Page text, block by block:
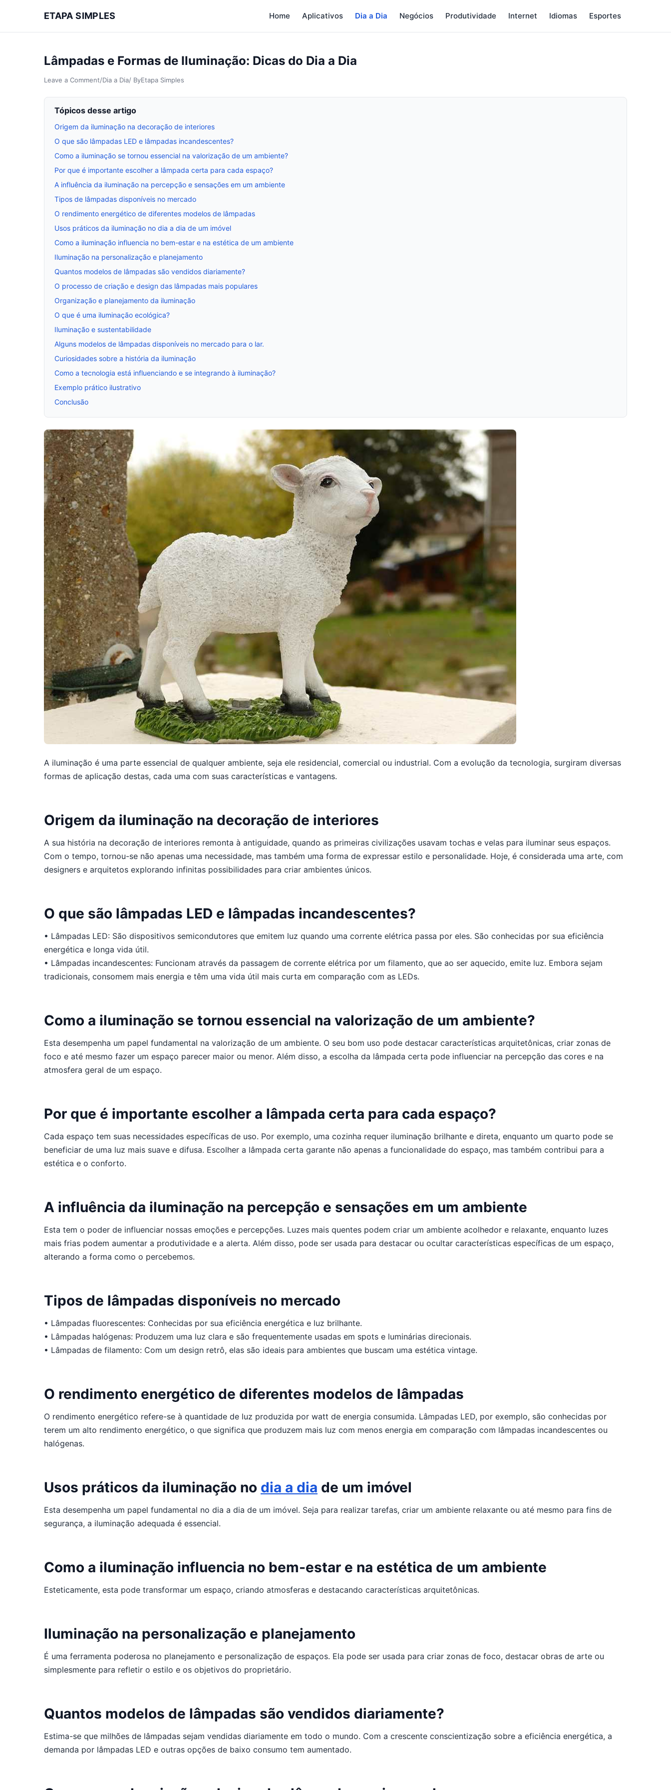
ETAPA SIMPLES Home Aplicativos Dia a Dia Negócios Produtividade Internet Idiomas Esportes
Lâmpadas e Formas de Iluminação: Dicas do Dia a Dia
Leave a Comment/Dia a Dia/ ByEtapa Simples
Tópicos desse artigo
Origem da iluminação na decoração de interiores
O que são lâmpadas LED e lâmpadas incandescentes?
Como a iluminação se tornou essencial na valorização de um ambiente?
Por que é importante escolher a lâmpada certa para cada espaço?
A influência da iluminação na percepção e sensações em um ambiente
Tipos de lâmpadas disponíveis no mercado
O rendimento energético de diferentes modelos de lâmpadas
Usos práticos da iluminação no dia a dia de um imóvel
Como a iluminação influencia no bem-estar e na estética de um ambiente
Iluminação na personalização e planejamento
Quantos modelos de lâmpadas são vendidos diariamente?
O processo de criação e design das lâmpadas mais populares
Organização e planejamento da iluminação
O que é uma iluminação ecológica?
Iluminação e sustentabilidade
Alguns modelos de lâmpadas disponíveis no mercado para o lar.
Curiosidades sobre a história da iluminação
Como a tecnologia está influenciando e se integrando à iluminação?
Exemplo prático ilustrativo
Conclusão
A iluminação é uma parte essencial de qualquer ambiente, seja ele residencial, comercial ou industrial. Com a evolução da tecnologia, surgiram diversas
formas de aplicação destas, cada uma com suas características e vantagens.
Origem da iluminação na decoração de interiores
A sua história na decoração de interiores remonta à antiguidade, quando as primeiras civilizações usavam tochas e velas para iluminar seus espaços.
Com o tempo, tornou-se não apenas uma necessidade, mas também uma forma de expressar estilo e personalidade. Hoje, é considerada uma arte, com
designers e arquitetos explorando infinitas possibilidades para criar ambientes únicos.
O que são lâmpadas LED e lâmpadas incandescentes?
• Lâmpadas LED: São dispositivos semicondutores que emitem luz quando uma corrente elétrica passa por eles. São conhecidas por sua eficiência
energética e longa vida útil.
• Lâmpadas incandescentes: Funcionam através da passagem de corrente elétrica por um filamento, que ao ser aquecido, emite luz. Embora sejam
tradicionais, consomem mais energia e têm uma vida útil mais curta em comparação com as LEDs.
Como a iluminação se tornou essencial na valorização de um ambiente?
Esta desempenha um papel fundamental na valorização de um ambiente. O seu bom uso pode destacar características arquitetônicas, criar zonas de
foco e até mesmo fazer um espaço parecer maior ou menor. Além disso, a escolha da lâmpada certa pode influenciar na percepção das cores e na
atmosfera geral de um espaço.
Por que é importante escolher a lâmpada certa para cada espaço?
Cada espaço tem suas necessidades específicas de uso. Por exemplo, uma cozinha requer iluminação brilhante e direta, enquanto um quarto pode se
beneficiar de uma luz mais suave e difusa. Escolher a lâmpada certa garante não apenas a funcionalidade do espaço, mas também contribui para a
estética e o conforto.
A influência da iluminação na percepção e sensações em um ambiente
Esta tem o poder de influenciar nossas emoções e percepções. Luzes mais quentes podem criar um ambiente acolhedor e relaxante, enquanto luzes
mais frias podem aumentar a produtividade e a alerta. Além disso, pode ser usada para destacar ou ocultar características específicas de um espaço,
alterando a forma como o percebemos.
Tipos de lâmpadas disponíveis no mercado
• Lâmpadas fluorescentes: Conhecidas por sua eficiência energética e luz brilhante.
• Lâmpadas halógenas: Produzem uma luz clara e são frequentemente usadas em spots e luminárias direcionais.
• Lâmpadas de filamento: Com um design retrô, elas são ideais para ambientes que buscam uma estética vintage.
O rendimento energético de diferentes modelos de lâmpadas
O rendimento energético refere-se à quantidade de luz produzida por watt de energia consumida. Lâmpadas LED, por exemplo, são conhecidas por
terem um alto rendimento energético, o que significa que produzem mais luz com menos energia em comparação com lâmpadas incandescentes ou
halógenas.
Usos práticos da iluminação no dia a dia de um imóvel
Esta desempenha um papel fundamental no dia a dia de um imóvel. Seja para realizar tarefas, criar um ambiente relaxante ou até mesmo para fins de
segurança, a iluminação adequada é essencial.
Como a iluminação influencia no bem-estar e na estética de um ambiente
Esteticamente, esta pode transformar um espaço, criando atmosferas e destacando características arquitetônicas.
Iluminação na personalização e planejamento
É uma ferramenta poderosa no planejamento e personalização de espaços. Ela pode ser usada para criar zonas de foco, destacar obras de arte ou
simplesmente para refletir o estilo e os objetivos do proprietário.
Quantos modelos de lâmpadas são vendidos diariamente?
Estima-se que milhões de lâmpadas sejam vendidas diariamente em todo o mundo. Com a crescente conscientização sobre a eficiência energética, a
demanda por lâmpadas LED e outras opções de baixo consumo tem aumentado.